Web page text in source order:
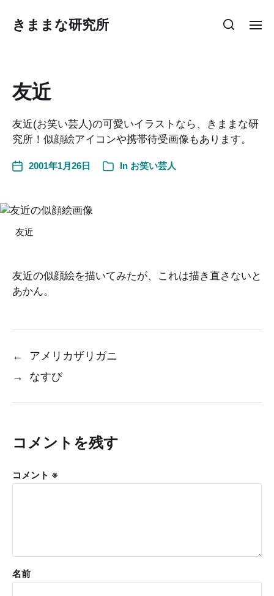
きままな研究所
友近
友近(お笑い芸人)の可愛いイラストなら、きままな研
究所！似顔絵アイコンや携帯待受画像もあります。
2001年1月26日 In お笑い芸人
友近
友近の似顔絵を描いてみたが、これは描き直さないと
あかん。
←
アメリカザリガニ
→
なすび
コメントを残す
コメント ※
名前